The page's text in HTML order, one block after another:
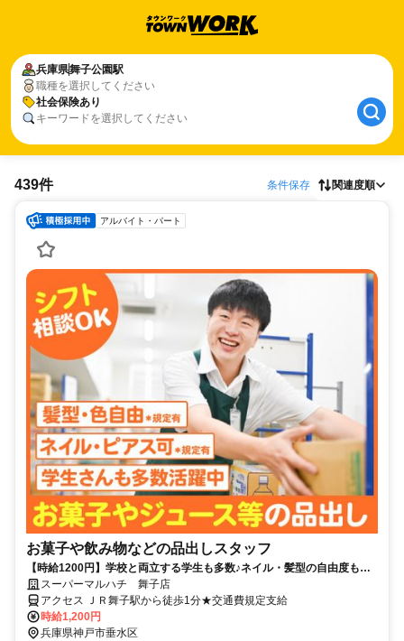
兵庫県舞子公園駅
職種を選択してください
社会保険あり
キーワードを選択してください
439件 条件保存 関連度順
アルバイト・パート
お菓子や飲み物などの品出しスタッフ
【時給1200円】学校と両立する学生も多数♪ネイル・髪型の自由度も高
い♪新商品や人気商品にも詳しくなれる品出し部門◎週3日～大募集中|ア
ルバイト・ドライ
スーパーマルハチ 舞子店
アクセス ＪＲ舞子駅から徒歩1分★交通費規定支給
時給1,200円
兵庫県神戸市垂水区